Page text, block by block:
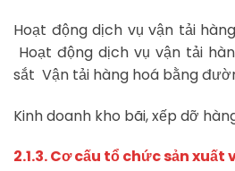
Hoạt động dịch vụ vận tải
Hoạt động dịch vụ vận tải
sắt Vận tải hàng hoá bằng
Kinh doanh kho bãi, xếp dỡ
2.1.3. Cơ cấu tổ chức sản